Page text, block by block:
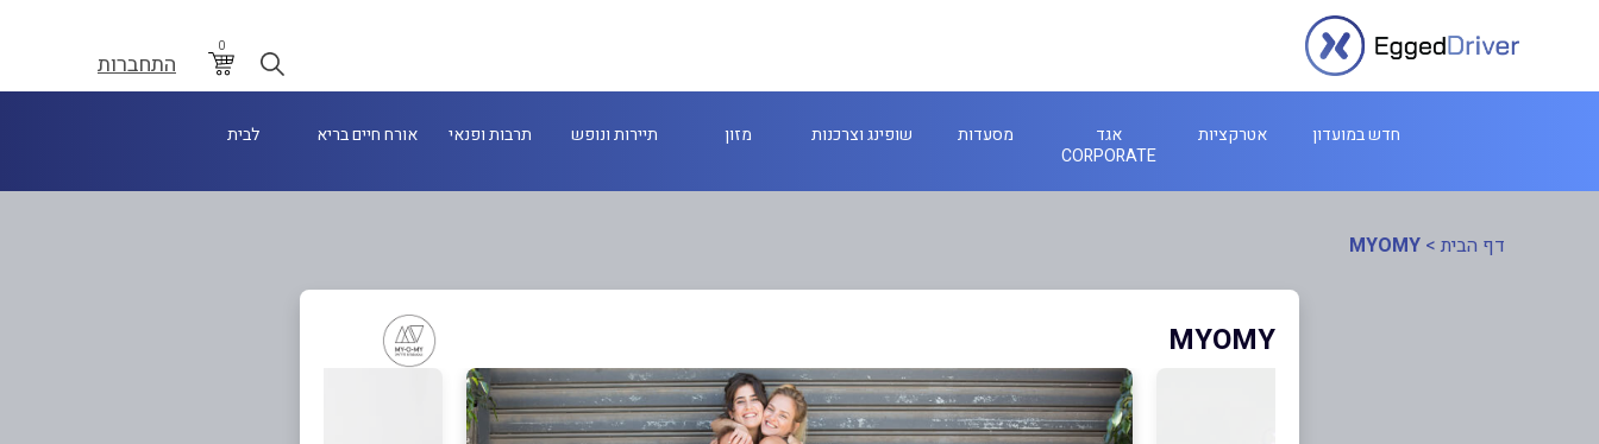
0
התחברות
חדש במועדון אטרקציות
אגד
CORPORATE
מסעדות שופינג וצרכנות מזון תיירות ונופש תרבות ופנאי אורח חיים בריא לבית
דף הבית >
MYOMY
MYOMY